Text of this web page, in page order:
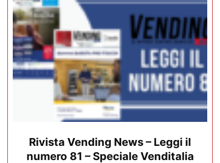
Rivista Vending News – Leggi il
numero 81 – Speciale Venditalia